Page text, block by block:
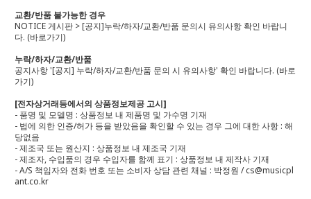
교환/반품 불가능한 경우
NOTICE 게시판 > [공지]누락/하자/교환/반품 문의시 유의사항 확인 바랍니
다. (바로가기)
누락/하자/교환/반품
공지사항 '[공지] 누락/하자/교환/반품 문의 시 유의사항' 확인 바랍니다. (바로
가기)
[전자상거래등에서의 상품정보제공 고시]
- 품명 및 모델명 : 상품정보 내 제품명 및 가수명 기재
- 법에 의한 인증/허가 등을 받았음을 확인할 수 있는 경우 그에 대한 사항 : 해
당없음
- 제조국 또는 원산지 : 상품정보 내 제조국 기재
- 제조자, 수입품의 경우 수입자를 함께 표기 : 상품정보 내 제작사 기재
- A/S 책임자와 전화 번호 또는 소비자 상담 관련 채널 : 박정원 / cs@musicpl
ant.co.kr